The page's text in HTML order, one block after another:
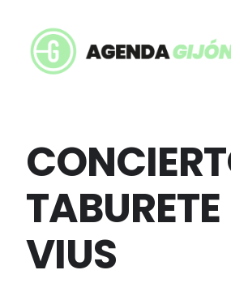
VIUS